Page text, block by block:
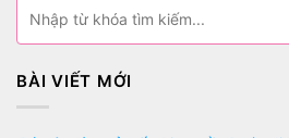
BÀI VIẾT MỚI